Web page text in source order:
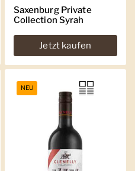
Saxenburg Private
Collection Syrah
Jetzt kaufen
NEU